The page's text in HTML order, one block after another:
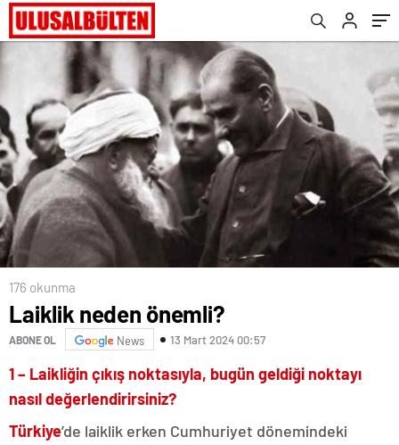
176 okunma
Laiklik neden önemli?
ABONE OL News 13 Mart 2024 00:57
1 – Laikliğin çıkış noktasıyla, bugün geldiği noktayı
nasıl değerlendirirsiniz?
Türkiye’de laiklik erken Cumhuriyet dönemindeki